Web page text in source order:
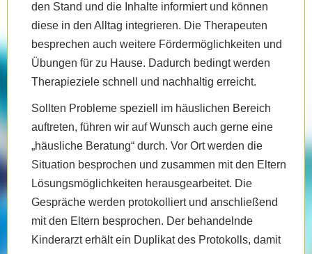
den Stand und die Inhalte informiert und können
diese in den Alltag integrieren. Die Therapeuten
besprechen auch weitere Fördermöglichkeiten und
Übungen für zu Hause. Dadurch bedingt werden
Therapieziele schnell und nachhaltig erreicht.
Sollten Probleme speziell im häuslichen Bereich
auftreten, führen wir auf Wunsch auch gerne eine
„häusliche Beratung“ durch. Vor Ort werden die
Situation besprochen und zusammen mit den Eltern
Lösungsmöglichkeiten herausgearbeitet. Die
Gespräche werden protokolliert und anschließend
mit den Eltern besprochen. Der behandelnde
Kinderarzt erhält ein Duplikat des Protokolls, damit